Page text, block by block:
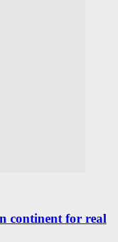
continent for real